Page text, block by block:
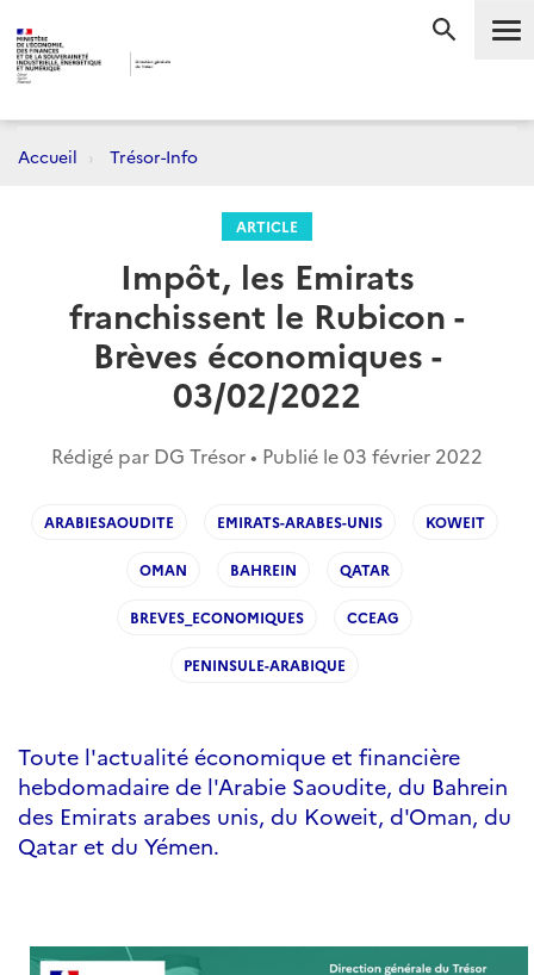
Accueil Trésor-Info
ARTICLE
Impôt, les Emirats
franchissent le Rubicon -
Brèves économiques -
03/02/2022
Rédigé par DG Trésor • Publié le03 février 2022
ARABIESAOUDITE EMIRATS-ARABES-UNIS KOWEIT
OMAN BAHREIN QATAR
BREVES_ECONOMIQUES CCEAG
PENINSULE-ARABIQUE
Toute l'actualité économique et financière
hebdomadaire de l'Arabie Saoudite, du Bahrein
des Emirats arabes unis, du Koweit, d'Oman, du
Qatar et du Yémen.